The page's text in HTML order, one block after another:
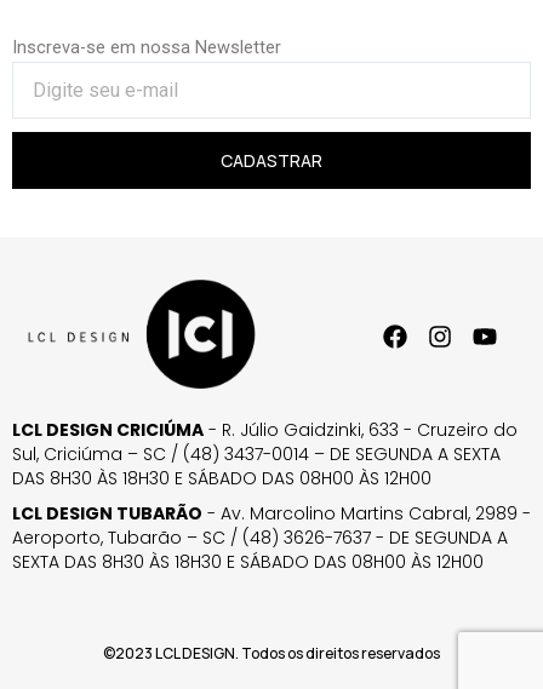
Inscreva-se em nossa Newsletter
CADASTRAR
LCL DESIGN CRICIÚMA - R. Júlio Gaidzinki, 633 - Cruzeiro do
Sul, Criciúma – SC / (48) 3437-0014 – DE SEGUNDA A SEXTA
DAS 8H30 ÀS 18H30 E SÁBADO DAS 08H00 ÀS 12H00
LCL DESIGN TUBARÃO - Av. Marcolino Martins Cabral, 2989 -
Aeroporto, Tubarão – SC / (48) 3626-7637 - DE SEGUNDA A
SEXTA DAS 8H30 ÀS 18H30 E SÁBADO DAS 08H00 ÀS 12H00
©2023 LCL DESIGN. Todos os direitos reservados